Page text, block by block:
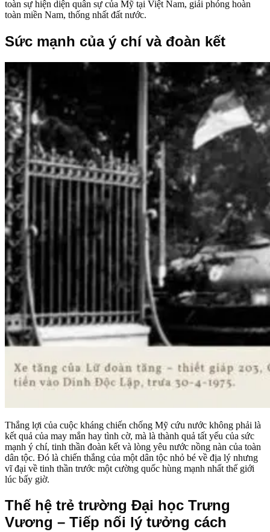
toàn sự hiện diện quân sự của Mỹ tại Việt Nam, giải phóng hoàn
toàn miền Nam, thống nhất đất nước.
Sức mạnh của ý chí và đoàn kết
Thắng lợi của cuộc kháng chiến chống Mỹ cứu nước không phải là
kết quả của may mắn hay tình cờ, mà là thành quả tất yếu của sức
mạnh ý chí, tinh thần đoàn kết và lòng yêu nước nồng nàn của toàn
dân tộc. Đó là chiến thắng của một dân tộc nhỏ bé về địa lý nhưng
vĩ đại về tinh thần trước một cường quốc hùng mạnh nhất thế giới
lúc bấy giờ.
Thế hệ trẻ trường Đại học Trưng
Vương – Tiếp nối lý tưởng cách